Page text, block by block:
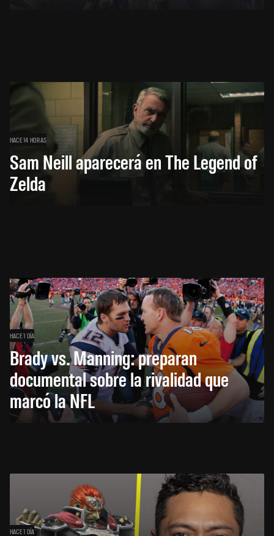
HACE 14 HORAS
Sam Neill aparecerá en The Legend of
Zelda
HACE 1 DÍA
Brady vs. Manning: preparan
documental sobre la rivalidad que
marcó la NFL
HACE 1 DÍA